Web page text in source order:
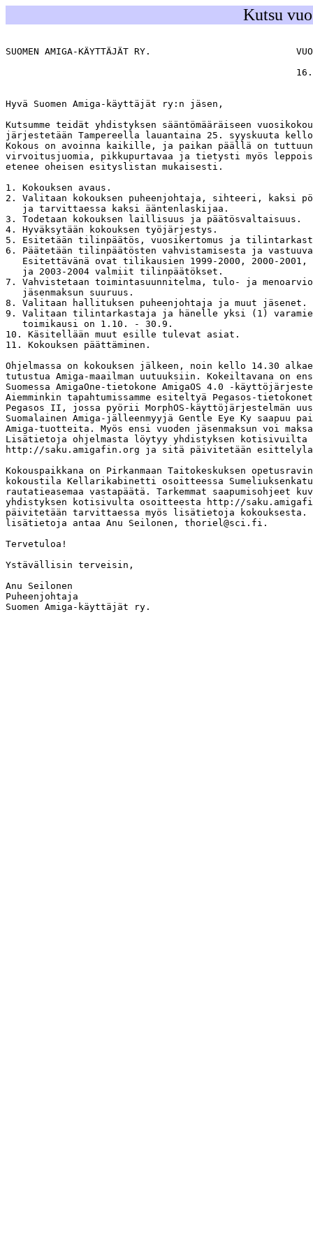
Kutsu
SUOMEN AMIGA-KÄYTTÄJÄT RY.
Hyvä Suomen Amiga-käyttäjät ry:n jäsen,
Kutsumme teidät yhdistyksen sääntömääräiseen
järjestetään Tampereella lauantaina 25. syyskuuta
Kokous on avoinna kaikille, ja paikan päällä on
virvoitusjuomia, pikkupurtavaa ja tietysti myös
etenee oheisen esityslistan mukaisesti.
1. Kokouksen avaus.
2. Valitaan kokouksen puheenjohtaja, sihteeri, kaksi
   ja tarvittaessa kaksi ääntenlaskijaa.
3. Todetaan kokouksen laillisuus ja päätösvaltaisuus.
4. Hyväksytään kokouksen työjärjestys.
5. Esitetään tilinpäätös, vuosikertomus ja
6. Päätetään tilinpäätösten vahvistamisesta ja
Esitettävänä ovat tilikausien 1999-2000, 2000-2001,
   ja 2003-2004 valmiit tilinpäätökset.
7. Vahvistetaan toimintasuunnitelma, tulo- ja
   jäsenmaksun suuruus.
8. Valitaan hallituksen puheenjohtaja ja muut jäsenet.
9. Valitaan tilintarkastaja ja hänelle yksi (1)
   toimikausi on 1.10. - 30.9.
10. Käsitellään muut esille tulevat asiat.
11. Kokouksen päättäminen.
Ohjelmassa on kokouksen jälkeen, noin kello 14.30
tutustua Amiga-maailman uutuuksiin. Kokeiltavana on
Suomessa AmigaOne-tietokone AmigaOS 4.0 -
Aiemminkin tapahtumissamme esiteltyä Pegasos-
Pegasos II, jossa pyörii MorphOS-käyttöjärjestelmän
Suomalainen Amiga-jälleenmyyjä Gentle Eye Ky saapuu
Amiga-tuotteita. Myös ensi vuoden jäsenmaksun voi
Lisätietoja ohjelmasta löytyy yhdistyksen kotisivuilta
http://saku.amigafin.org ja sitä päivitetään
Kokouspaikkana on Pirkanmaan Taitokeskuksen
kokoustila Kellarikabinetti osoitteessa Sumeliuksenkatu
rautatieasemaa vastapäätä. Tarkemmat saapumisohjeet
yhdistyksen kotisivulta osoitteesta http://
päivitetään tarvittaessa myös lisätietoja kokouksesta.
lisätietoja antaa Anu Seilonen, thoriel@sci.fi.
Tervetuloa!
Ystävällisin terveisin,
Anu Seilonen
Puheenjohtaja
Suomen Amiga-käyttäjät ry.